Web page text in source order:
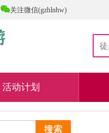
关注微信(gzhlnhw)
活动计划